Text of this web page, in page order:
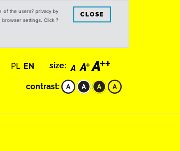
of the users? privacy by
settings. Click ?
CLOSE
PL EN size:
contrast: